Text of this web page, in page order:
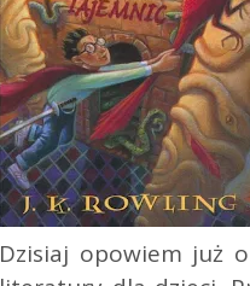
Dzisiaj opowiem już